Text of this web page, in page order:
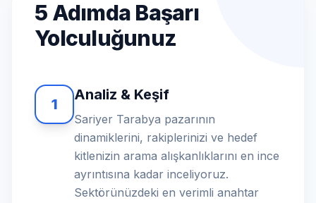
5 Adımda Başarı
Yolculuğunuz
1
Analiz & Keşif
Sariyer Tarabya pazarının
dinamiklerini, rakiplerinizi ve hedef
kitlenizin arama alışkanlıklarını en ince
ayrıntısına kadar inceliyoruz.
Sektörünüzdeki en verimli anahtar